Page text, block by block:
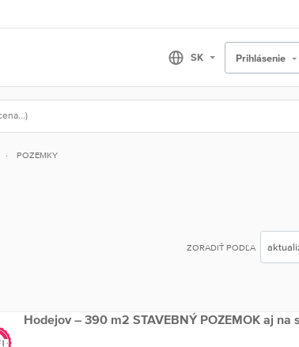
Prihlásenie
POZEMKY
ZORADIŤ PODĽA
Hodejov – 390 m2 STAVEBNÝ POZEMOK aj na